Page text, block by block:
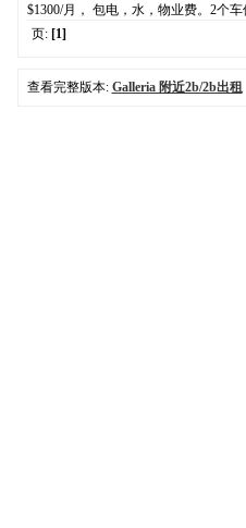
$1300/月， 包电，水，物业费。2个
页: [1]
查看完整版本: Galleria 附近2b/2b出租